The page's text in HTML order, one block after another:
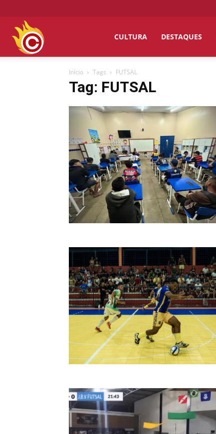
CULTURA DESTAQUES
Início Tags FUTSAL
Tag: FUTSAL